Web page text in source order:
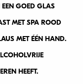
GOED GLAS
MET SPA ROOD
MET ÉÉN HAND.
HEEFT.